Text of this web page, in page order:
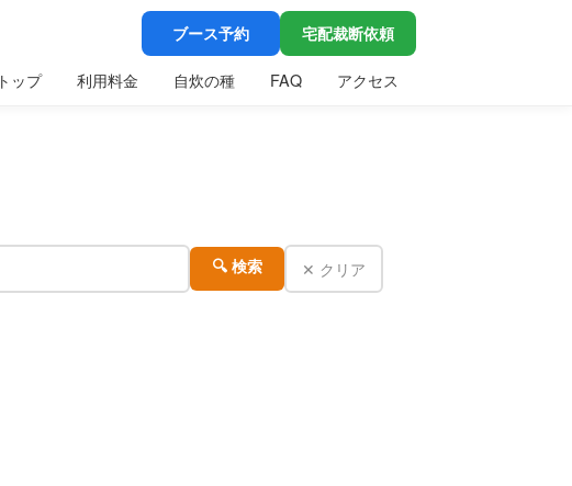
ブース予約 宅配裁断依頼
トップ 利用料金 自炊の種 FAQ アクセス
🔍 検索 ✕ クリア